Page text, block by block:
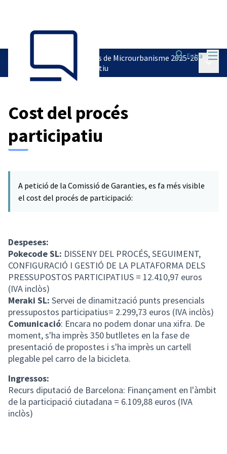
Entra
Pressupostos Participatius de Microurbanisme 2025-26
Cost del procés participatiu
Cost del procés
participatiu
A petició de la Comissió de Garanties, es fa més visible
el cost del procés de participació:
Despeses:
Pokecode SL: DISSENY DEL PROCÉS, SEGUIMENT,
CONFIGURACIÓ I GESTIÓ DE LA PLATAFORMA DELS
PRESSUPOSTOS PARTICIPATIUS = 12.410,97 euros
(IVA inclòs)
Meraki SL: Servei de dinamització punts presencials
pressupostos participatius= 2.299,73 euros (IVA inclòs)
Comunicació: Encara no podem donar una xifra. De
moment, s'ha imprès 350 butlletes en la fase de
presentació de propostes i s'ha imprès un cartell
plegable pel carro de la bicicleta.
Ingressos:
Recurs diputació de Barcelona: Finançament en l'àmbit
de la participació ciutadana = 6.109,88 euros (IVA
inclòs)